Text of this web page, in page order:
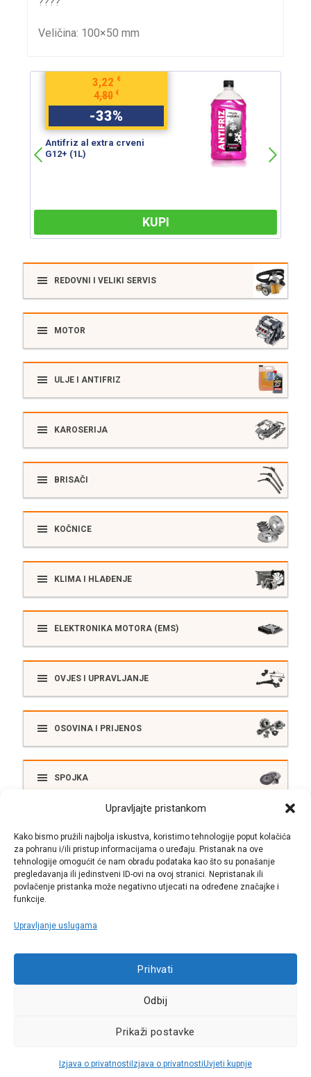
Upravljajte pristankom
Kako bismo pružili najbolja iskustva, koristimo tehnologije poput kolačića
za pohranu i/ili pristup informacijama o uređaju. Pristanak na ove
tehnologije omogućit će nam obradu podataka kao što su ponašanje
pregledavanja ili jedinstveni ID-ovi na ovoj stranici. Nepristanak ili
povlačenje pristanka može negativno utjecati na određene značajke i
funkcije.
Upravljanje uslugama
Prihvati
Odbij
Prikaži postavke
Izjava o privatnosti Izjava o privatnostiUvjeti kupnje
Veličina: 100×50 mm
13,80 €
€
33%
Antifriz al extra crveni
REDOVNI I VELIKI SERVIS
MOTOR
ULJE I ANTIFRIZ
KAROSERIJA
BRISAČI
KOČNICE
KLIMA I HLAĐENJE
ELEKTRONIKA MOTORA (EMS)
OVJES I UPRAVLJANJE
OSOVINA I PRIJENOS
SPOJKA
SUSTAV ISPUŠNIH PLINOVA
Call centar
+38513030300